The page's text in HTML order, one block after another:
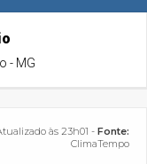
- MG
às 23h01 - Fonte:
ClimaTempo